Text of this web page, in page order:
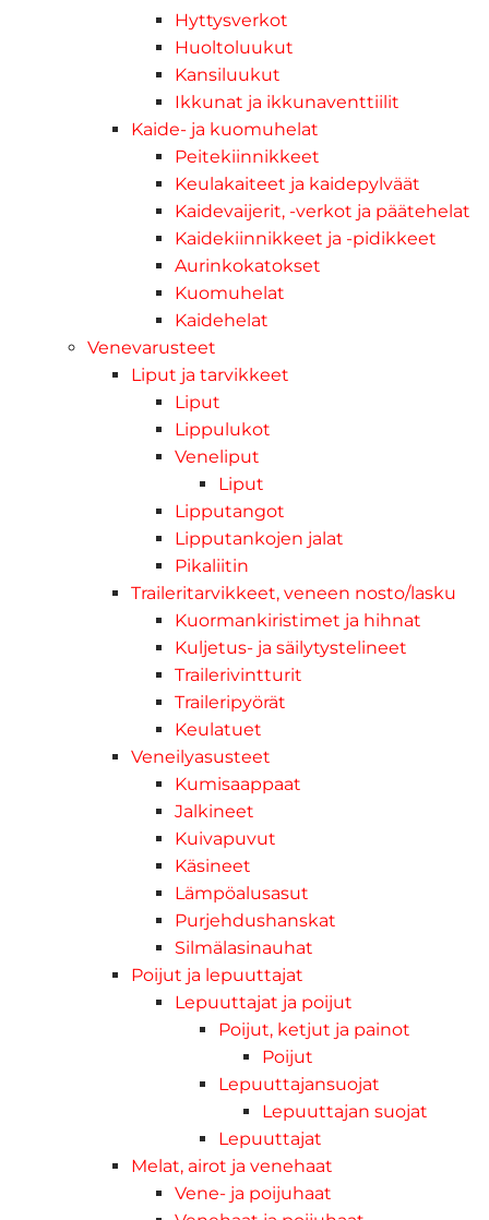
Hyttysverkot
Huoltoluukut
Kansiluukut
Ikkunat ja ikkunaventtiilit
Kaide- ja kuomuhelat
Peitekiinnikkeet
Keulakaiteet ja kaidepylväät
Kaidevaijerit, -verkot ja päätehelat
Kaidekiinnikkeet ja -pidikkeet
Aurinkokatokset
Kuomuhelat
Kaidehelat
Venevarusteet
Liput ja tarvikkeet
Liput
Lippulukot
Veneliput
Liput
Lipputangot
Lipputankojen jalat
Pikaliitin
Traileritarvikkeet, veneen nosto/lasku
Kuormankiristimet ja hihnat
Kuljetus- ja säilytystelineet
Trailerivintturit
Traileripyörät
Keulatuet
Veneilyasusteet
Kumisaappaat
Jalkineet
Kuivapuvut
Käsineet
Lämpöalusasut
Purjehdushanskat
Silmälasinauhat
Poijut ja lepuuttajat
Lepuuttajat ja poijut
Poijut, ketjut ja painot
Poijut
Lepuuttajansuojat
Lepuuttajan suojat
Lepuuttajat
Melat, airot ja venehaat
Vene- ja poijuhaat